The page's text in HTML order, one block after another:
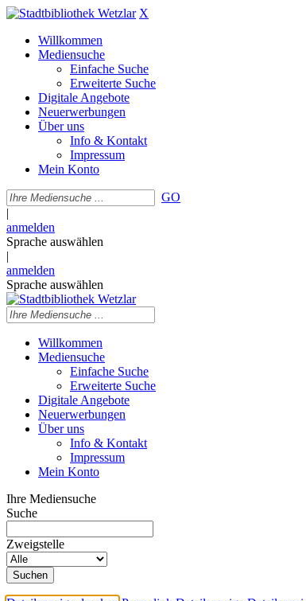
X
Willkommen
Mediensuche
Einfache Suche
Erweiterte Suche
Digitale Angebote
Neuerwerbungen
Über uns
Info & Kontakt
Impressum
Mein Konto
GO
|
anmelden
Sprache auswählen
|
anmelden
Sprache auswählen
Willkommen
Mediensuche
Einfache Suche
Erweiterte Suche
Digitale Angebote
Neuerwerbungen
Über uns
Info & Kontakt
Impressum
Mein Konto
Ihre Mediensuche
Suche
Zweigstelle